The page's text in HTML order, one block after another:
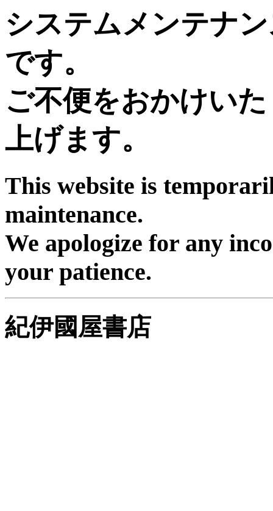
システムメンテナ
です。
ご不便をおかけい
上げます。
This website is
maintenance.
We apologize for any
your patience.
紀伊國屋書店